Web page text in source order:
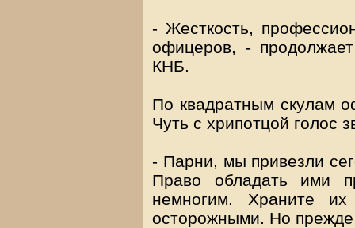
- Жесткость,
офицеров, -
КНБ.
По квадратным скулам
Чуть с хрипотцой голос
- Парни, мы привезли
Право обладать ими
немногим. Храните
осторожными. Но